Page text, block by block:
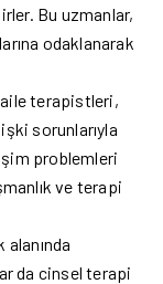
Bu uzmanlar,
odaklanarak
terapistleri,
sorunlarıyla
problemleri
ve terapi
alanında
da cinsel terapi